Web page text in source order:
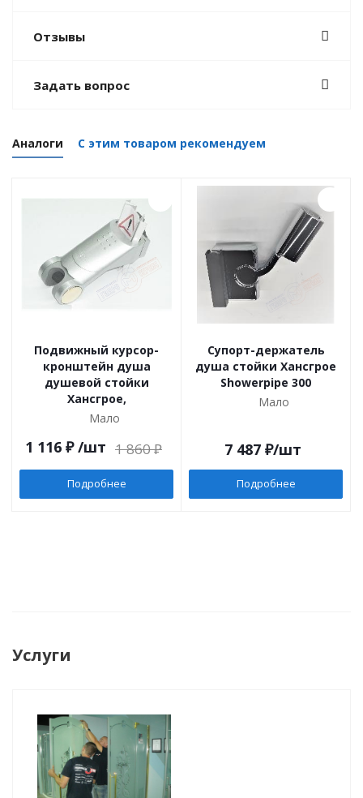
Отзывы
Задать вопрос
Аналоги С этим товаром рекомендуем
Подвижный курсор-
кронштейн душа
душевой стойки
Хансгрое,
Мало
1 116 ₽ /шт 1 860₽
Подробнее
Супорт-держатель
душа стойки Хансгрое
Showerpipe 300
Мало
7 487 ₽/шт
Подробнее
Услуги